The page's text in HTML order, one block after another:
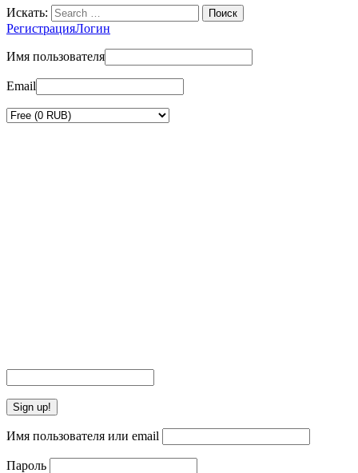
Искать:
РегистрацияЛогин
Имя пользователя
Email
Имя пользователя или email
Пароль